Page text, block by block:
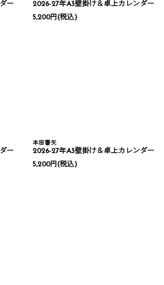
ー
2026-27年A3壁掛け＆卓上カレンダー
5,200円(税込)
ー
本田響矢
2026-27年A3壁掛け＆卓上カレンダー
5,200円(税込)